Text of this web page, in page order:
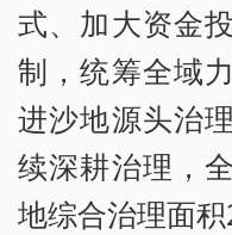
式、加大资金
制，统筹全域
进沙地源头治
续深耕治理，
地综合治理面